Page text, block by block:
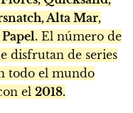
Alta Mar,
El número de
disfrutan de series
todo el mundo
el 2018.